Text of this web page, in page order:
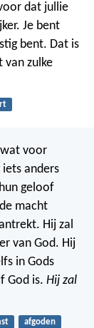
dat jullie
Je bent
bent. Dat is
van zulke
voor
anders
geloof
macht
Hij zal
van God. Hij
in Gods
God is. Hij zal
afgoden